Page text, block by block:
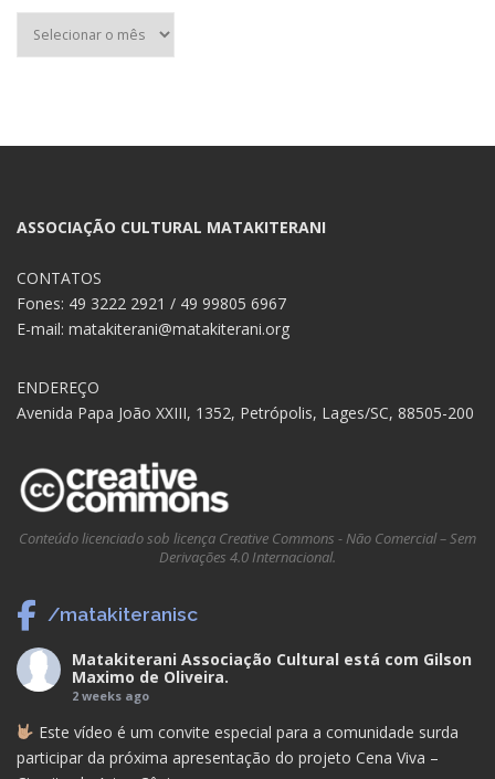
ASSOCIAÇÃO CULTURAL MATAKITERANI
CONTATOS
Fones: 49 3222 2921 / 49 99805 6967
E-mail: matakiterani@matakiterani.org
ENDEREÇO
Avenida Papa João XXIII, 1352, Petrópolis, Lages/SC, 88505-200
Conteúdo licenciado sob licença Creative Commons - Não Comercial – Sem
Derivações 4.0 Internacional.
/matakiteranisc
Matakiterani Associação Cultural está com Gilson
Maximo de Oliveira.
2 weeks ago
Este vídeo é um convite especial para a comunidade surda
participar da próxima apresentação do projeto Cena Viva –